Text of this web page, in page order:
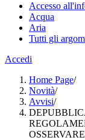
Accesso
Acqua
Aria
Tutti gli
Accedi
Home Page/
Novità/
Avvisi/
OSSERVARE